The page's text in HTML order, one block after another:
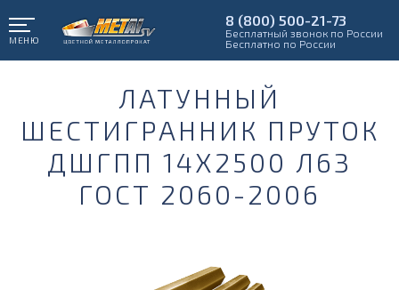
МЕНЮ
8 (800) 500-21-73
Бесплатный звонок по России
Бесплатно по России
ЛАТУННЫЙ
ШЕСТИГРАННИК ПРУТОК
ДШГПП 14Х2500 Л63
ГОСТ 2060-2006